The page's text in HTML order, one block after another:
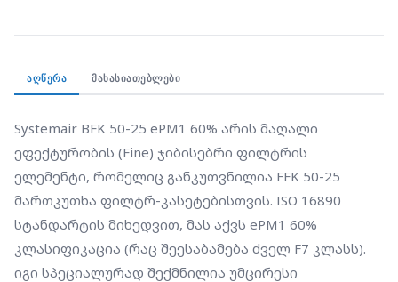
უზრუნველყოფს ჰაერის გაწმენდის მაღალ ხარისხს
ისეთ გარემოში, სადაც ჰაერის სისუფთავე
გადამწყვეტია შენობის ექსპლუატაციისთვის.
ᲐᲦᲬᲔᲠᲐ ᲛᲐᲮᲐᲡᲘᲐᲗᲔᲑᲚᲔᲑᲘ
Systemair BFK 50-25 ePM1 60% არის მაღალი
ეფექტურობის (Fine) ჯიბისებრი ფილტრის
ელემენტი, რომელიც განკუთვნილია FFK 50-25
მართკუთხა ფილტრ-კასეტებისთვის. ISO 16890
სტანდარტის მიხედვით, მას აქვს ePM1 60%
კლასიფიკაცია (რაც შეესაბამება ძველ F7 კლასს).
იგი სპეციალურად შექმნილია უმცირესი